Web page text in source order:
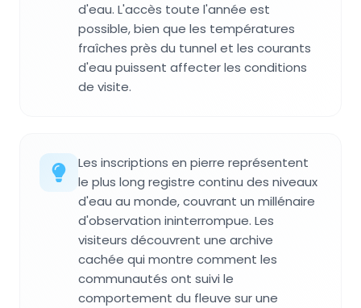
d'eau. L'accès toute l'année est
possible, bien que les températures
fraîches près du tunnel et les courants
d'eau puissent affecter les conditions
de visite.
Les inscriptions en pierre représentent
le plus long registre continu des niveaux
d'eau au monde, couvrant un millénaire
d'observation ininterrompue. Les
visiteurs découvrent une archive
cachée qui montre comment les
communautés ont suivi le
comportement du fleuve sur une